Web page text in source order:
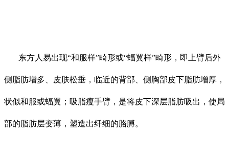
东方人易出现“和服样”畸形或“蝠翼样”畸形，即上臂后外
侧脂肪增多、皮肤松垂，临近的背部、侧胸部皮下脂肪增厚，
状似和服或蝠翼；吸脂瘦手臂，是将皮下深层脂肪吸出，使局
部的脂肪层变薄，塑造出纤细的胳膊。